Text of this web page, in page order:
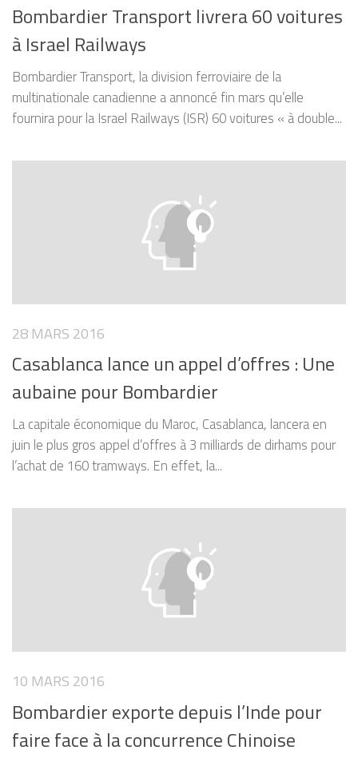
Bombardier Transport livrera 60 voitures
à Israel Railways
Bombardier Transport, la division ferroviaire de la
multinationale canadienne a annoncé fin mars qu’elle
fournira pour la Israel Railways (ISR) 60 voitures « à double...
28 MARS 2016
Casablanca lance un appel d’offres : Une
aubaine pour Bombardier
La capitale économique du Maroc, Casablanca, lancera en
juin le plus gros appel d’offres à 3 milliards de dirhams pour
l’achat de 160 tramways. En effet, la...
10 MARS 2016
Bombardier exporte depuis l’Inde pour
faire face à la concurrence Chinoise